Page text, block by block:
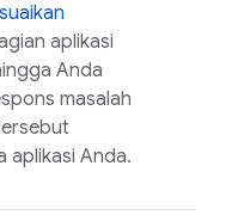
aplikasi
Anda
masalah
aplikasi Anda.